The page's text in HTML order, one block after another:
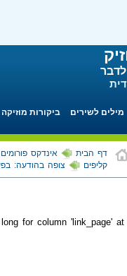
מילים לשירים ביקורות מוזיקה
דף הבית אינדקס פורומים
קליפים
צופה בהודעה:
for column 'link_page'